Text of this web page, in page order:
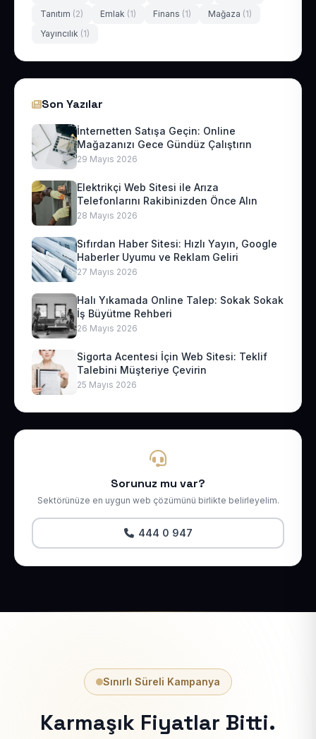
Tanıtım (2) Emlak (1) Finans (1) Mağaza (1)
Yayıncılık (1)
Son Yazılar
İnternetten Satışa Geçin: Online
Mağazanızı Gece Gündüz Çalıştırın
29 Mayıs 2026
Elektrikçi Web Sitesi ile Arıza
Telefonlarını Rakibinizden Önce Alın
28 Mayıs 2026
Sıfırdan Haber Sitesi: Hızlı Yayın, Google
Haberler Uyumu ve Reklam Geliri
27 Mayıs 2026
Halı Yıkamada Online Talep: Sokak Sokak
İş Büyütme Rehberi
26 Mayıs 2026
Sigorta Acentesi İçin Web Sitesi: Teklif
Talebini Müşteriye Çevirin
25 Mayıs 2026
Sorunuz mu var?
Sektörünüze en uygun web çözümünü birlikte belirleyelim.
444 0 947
Sınırlı Süreli Kampanya
Karmaşık Fiyatlar Bitti.